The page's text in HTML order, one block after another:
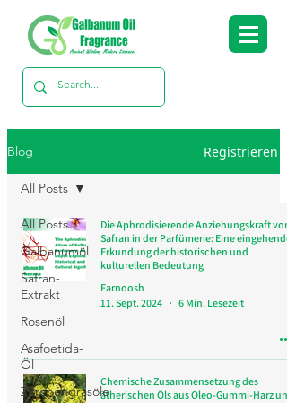
Blog Registrieren
All Posts
Galbanumöl
Safran-
Extrakt
Rosenöl
Asafoetida-
Öl
Zitronengrasöle
All Posts
Die Aphrodisierende Anziehungskraft von
Safran in der Parfümerie: Eine eingehende
Erkundung der historischen und
kulturellen Bedeutung
Farnoosh
11. Sept. 2024
6 Min. Lesezeit
Chemische Zusammensetzung des
ätherischen Öls aus Oleo-Gummi-Harz und